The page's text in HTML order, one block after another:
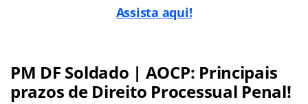
Assista aqui!
PM DF Soldado | AOCP: Principais
prazos de Direito Processual Penal!